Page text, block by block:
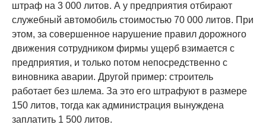
штраф на 3 000 литов. А у предприятия отбирают
служебный автомобиль стоимостью 70 000 литов. При
этом, за совершенное нарушение правил дорожного
движения сотрудником фирмы ущерб взимается с
предприятия, и только потом непосредственно с
виновника аварии. Другой пример: строитель
работает без шлема. За это его штрафуют в размере
150 литов, тогда как администрация вынуждена
заплатить 1 500 литов.